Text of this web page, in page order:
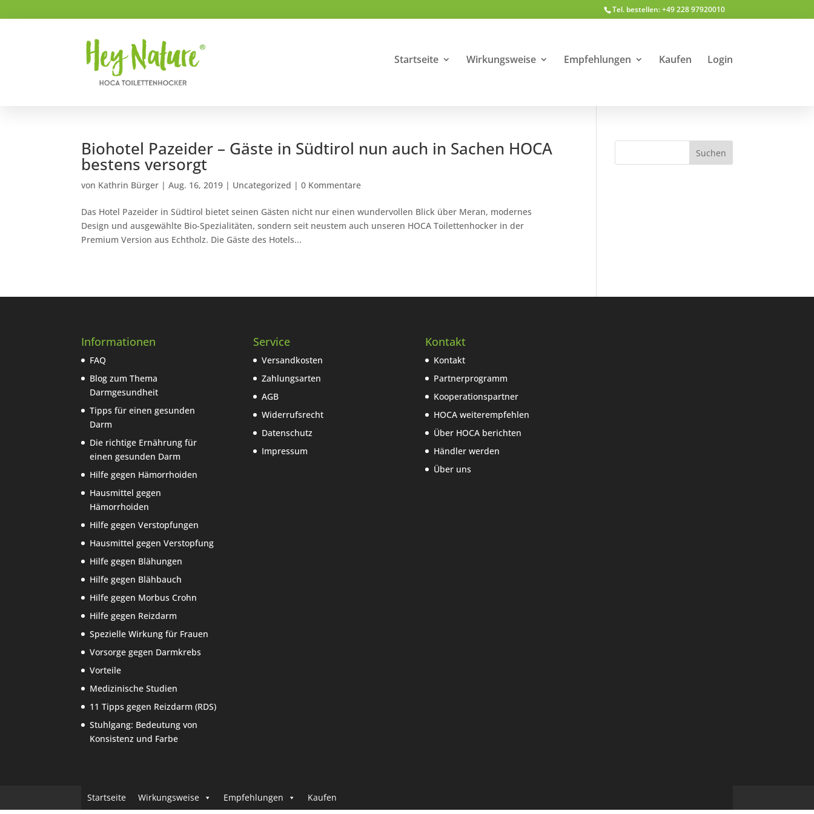
Tel. bestellen: +49 228 97920010
Startseite Wirkungsweise Empfehlungen Kaufen Login
Biohotel Pazeider – Gäste in Südtirol nun auch in Sachen HOCA
bestens versorgt
von Kathrin Bürger |Aug. 16, 2019 | Uncategorized |0 Kommentare
Das Hotel Pazeider in Südtirol bietet seinen Gästen nicht nur einen wundervollen Blick über Meran, modernes
Design und ausgewählte Bio-Spezialitäten, sondern seit neustem auch unseren HOCA Toilettenhocker in der
Premium Version aus Echtholz. Die Gäste des Hotels...
Informationen
FAQ
Blog zum Thema
Darmgesundheit
Tipps für einen gesunden
Darm
Die richtige Ernährung für
einen gesunden Darm
Hilfe gegen Hämorrhoiden
Hausmittel gegen
Hämorrhoiden
Hilfe gegen Verstopfungen
Hausmittel gegen Verstopfung
Hilfe gegen Blähungen
Hilfe gegen Blähbauch
Hilfe gegen Morbus Crohn
Hilfe gegen Reizdarm
Spezielle Wirkung für Frauen
Vorsorge gegen Darmkrebs
Vorteile
Medizinische Studien
11 Tipps gegen Reizdarm (RDS)
Stuhlgang: Bedeutung von
Konsistenz und Farbe
Service
Versandkosten
Zahlungsarten
AGB
Widerrufsrecht
Datenschutz
Impressum
Kontakt
Kontakt
Partnerprogramm
Kooperationspartner
HOCA weiterempfehlen
Über HOCA berichten
Händler werden
Über uns
Startseite Wirkungsweise Empfehlungen Kaufen